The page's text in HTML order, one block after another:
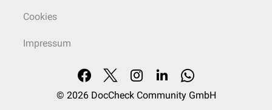
Cookies
Impressum
© 2026 DocCheck Community GmbH